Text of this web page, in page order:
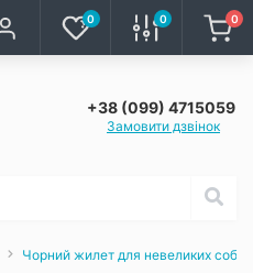
0 0 0
+38 (099) 4715059
Замовити дзвінок
Чорний жилет для невеликих